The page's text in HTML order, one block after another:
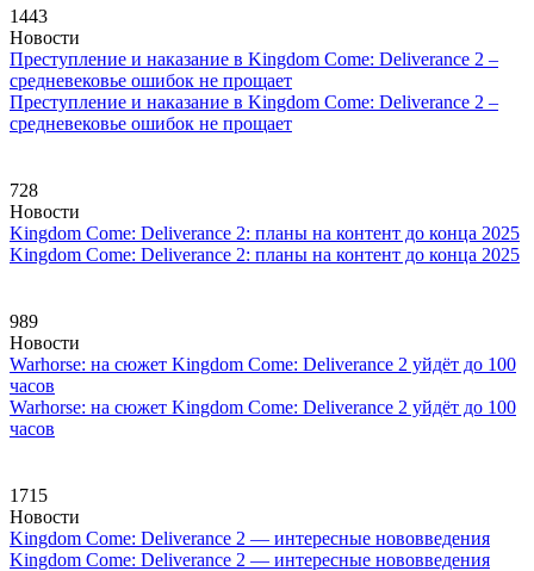
1443
Новости
Преступление и наказание в Kingdom Come: Deliverance 2 –
средневековье ошибок не прощает
Преступление и наказание в Kingdom Come: Deliverance 2 –
средневековье ошибок не прощает
728
Новости
Kingdom Come: Deliverance 2: планы на контент до конца 2025
Kingdom Come: Deliverance 2: планы на контент до конца 2025
989
Новости
Warhorse: на сюжет Kingdom Come: Deliverance 2 уйдёт до 100
часов
Warhorse: на сюжет Kingdom Come: Deliverance 2 уйдёт до 100
часов
1715
Новости
Kingdom Come: Deliverance 2 — интересные нововведения
Kingdom Come: Deliverance 2 — интересные нововведения